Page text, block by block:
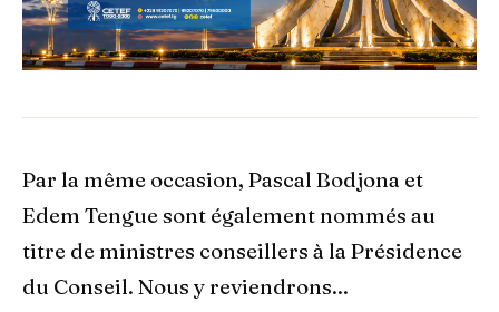
Par la même occasion, Pascal Bodjona et
Edem Tengue sont également nommés au
titre de ministres conseillers à la Présidence
du Conseil. Nous y reviendrons...